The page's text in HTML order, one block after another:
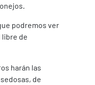
podremos ver
libre de
harán las
de